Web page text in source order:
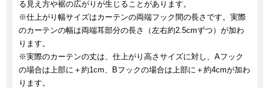
る見え方や裾の広がりが生じることがあります。
※仕上がり幅サイズはカーテンの両端フック間の長さです。実際
のカーテンの幅は両端耳部分の長さ（左右約2.5cmずつ）が加わ
ります。
※実際のカーテンの丈は、仕上がり高さサイズに対し、Aフック
の場合は上部に＋約1cm、Bフックの場合は上部に＋約4cmが加わ
ります。